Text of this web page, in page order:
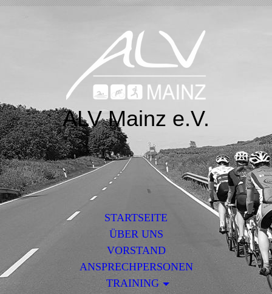
ALV Mainz e.V.
STARTSEITE
ÜBER UNS
VORSTAND
ANSPRECHPERSONEN
TRAINING